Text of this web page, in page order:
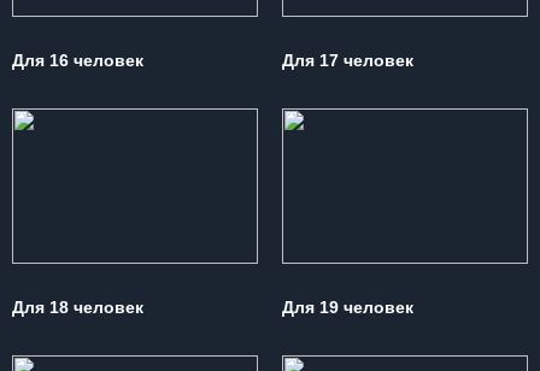
Для 16 человек Для 17 человек
Для 18 человек Для 19 человек